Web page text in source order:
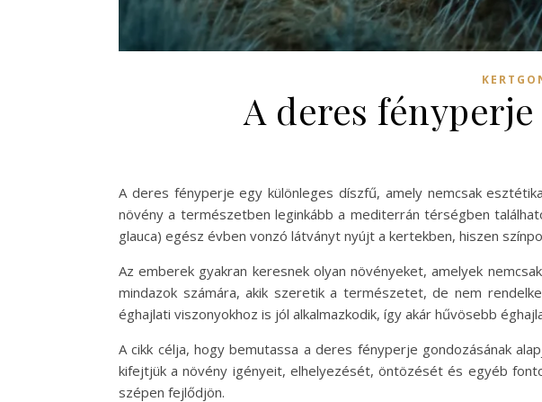
A deres
A deres fényperje egy különleges díszfű, amely nemcsak
növény a természetben leginkább a mediterrán térségben
glauca) egész évben vonzó látványt nyújt a kertekben, hiszen
Az emberek gyakran keresnek olyan növényeket, amelyek
mindazok számára, akik szeretik a természetet, de nem
éghajlati viszonyokhoz is jól alkalmazkodik, így akár hűvösebb
A cikk célja, hogy bemutassa a deres fényperje gondozásának
kifejtjük a növény igényeit, elhelyezését, öntözését és egyéb
szépen fejlődjön.